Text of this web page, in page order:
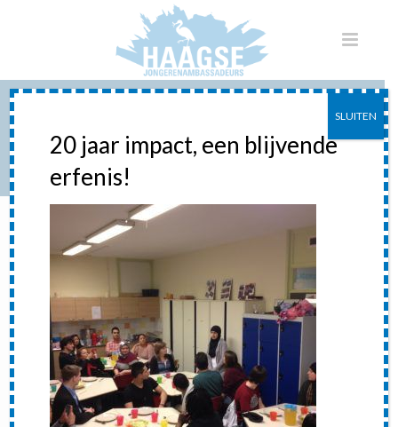
2013-03-20 18.25.41
»RONDETAFELGESPREK BIJ DE SLINGER JONGEREN
2013-03-20 18.25.41
Posted
20 jaar impact, een blijvende
erfenis!
SLUITEN